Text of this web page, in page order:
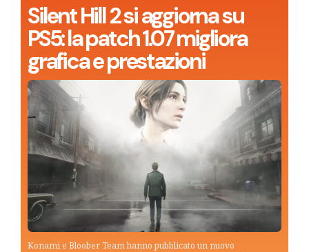
Silent Hill 2 si aggiorna su
PS5: la patch 1.07 migliora
grafica e prestazioni
Konami e Bloober Team hanno pubblicato un nuovo